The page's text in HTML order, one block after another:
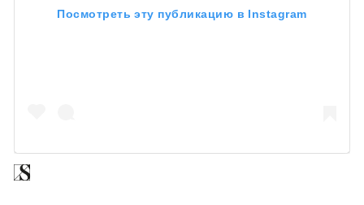
Посмотреть эту публикацию в Instagram